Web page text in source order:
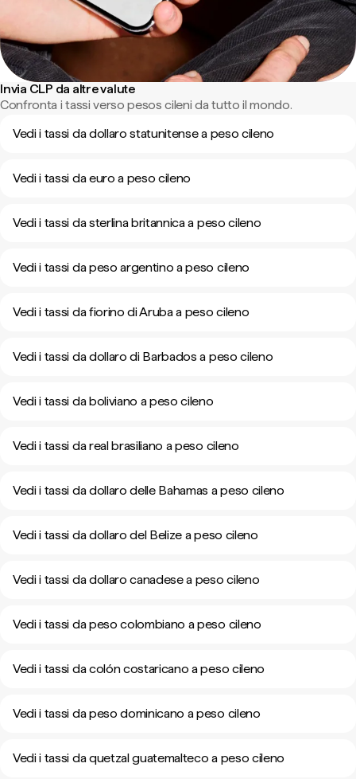
Invia CLP da altre valute
Confronta i tassi verso pesos cileni da tutto il mondo.
Vedi i tassi da dollaro statunitense a peso cileno
Vedi i tassi da euro a peso cileno
Vedi i tassi da sterlina britannica a peso cileno
Vedi i tassi da peso argentino a peso cileno
Vedi i tassi da fiorino di Aruba a peso cileno
Vedi i tassi da dollaro di Barbados a peso cileno
Vedi i tassi da boliviano a peso cileno
Vedi i tassi da real brasiliano a peso cileno
Vedi i tassi da dollaro delle Bahamas a peso cileno
Vedi i tassi da dollaro del Belize a peso cileno
Vedi i tassi da dollaro canadese a peso cileno
Vedi i tassi da peso colombiano a peso cileno
Vedi i tassi da colón costaricano a peso cileno
Vedi i tassi da peso dominicano a peso cileno
Vedi i tassi da quetzal guatemalteco a peso cileno